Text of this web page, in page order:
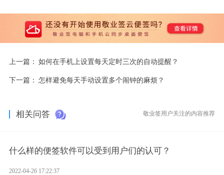
上一篇： 如何在手机上设置每天定时三次的自动提醒？
下一篇： 怎样避免每天手动设置多个闹钟的麻烦？
相关问答 敬业签用户关注的内容推荐
什么样的便签软件可以受到用户们的认可？
2022-04-26 17:22:37